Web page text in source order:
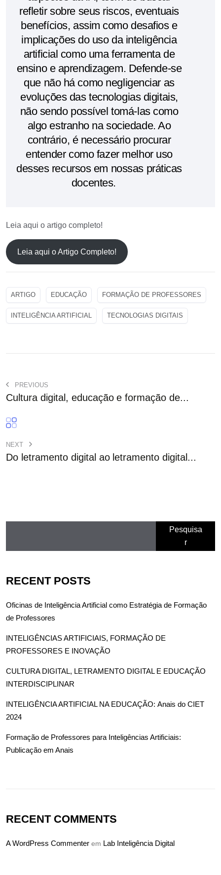
refletir sobre seus riscos, eventuais
benefícios, assim como desafios e
implicações do uso da inteligência
artificial como uma ferramenta de
ensino e aprendizagem. Defende-se
que não há como negligenciar as
evoluções das tecnologias digitais,
não sendo possível tomá-las como
algo estranho na sociedade. Ao
contrário, é necessário procurar
entender como fazer melhor uso
desses recursos em nossas práticas
docentes.
Leia aqui o artigo completo!
Leia aqui o Artigo Completo!
ARTIGO EDUCAÇÃO FORMAÇÃO DE PROFESSORES
INTELIGÊNCIA ARTIFICIAL TECNOLOGIAS DIGITAIS
PREVIOUS
Cultura digital, educação e formação de...
NEXT
Do letramento digital ao letramento digital...
Pesquisa
r
RECENT POSTS
Oficinas de Inteligência Artificial como Estratégia de Formação
de Professores
INTELIGÊNCIAS ARTIFICIAIS, FORMAÇÃO DE
PROFESSORES E INOVAÇÃO
CULTURA DIGITAL, LETRAMENTO DIGITAL E EDUCAÇÃO
INTERDISCIPLINAR
INTELIGÊNCIA ARTIFICIAL NA EDUCAÇÃO: Anais do CIET
2024
Formação de Professores para Inteligências Artificiais:
Publicação em Anais
RECENT COMMENTS
A WordPress Commenter em Lab Inteligência Digital